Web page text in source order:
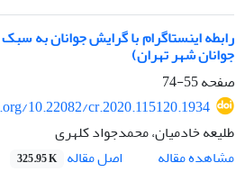
رابطه اینستاگرام با گرایش جوانان به
جوانان شهر تهران)
صفحه55-74
10.22082/cr.2020.115120.1934
طلیعه خادمیان، محمد‌جواد کلهری
مشاهده مقاله
اصل مقاله 325.95 K